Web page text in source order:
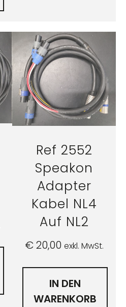
Ref 2552
Speakon
Adapter
Kabel NL4
Auf NL2
€20,00 exkl. MwSt.
IN DEN
WARENKORB